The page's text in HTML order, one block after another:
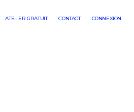
ATELIER GRATUIT CONTACT CONNEXION